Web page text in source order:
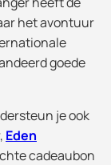
het avontuur
goede
je ook
Eden
cadeaubon